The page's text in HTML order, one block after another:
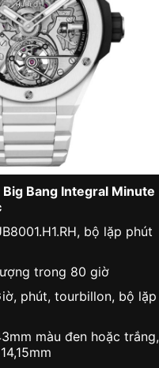
Bang Integral Minute
bộ lặp phút
trong 80 giờ
phút, tourbillon, bộ lặp
màu đen hoặc trắng,